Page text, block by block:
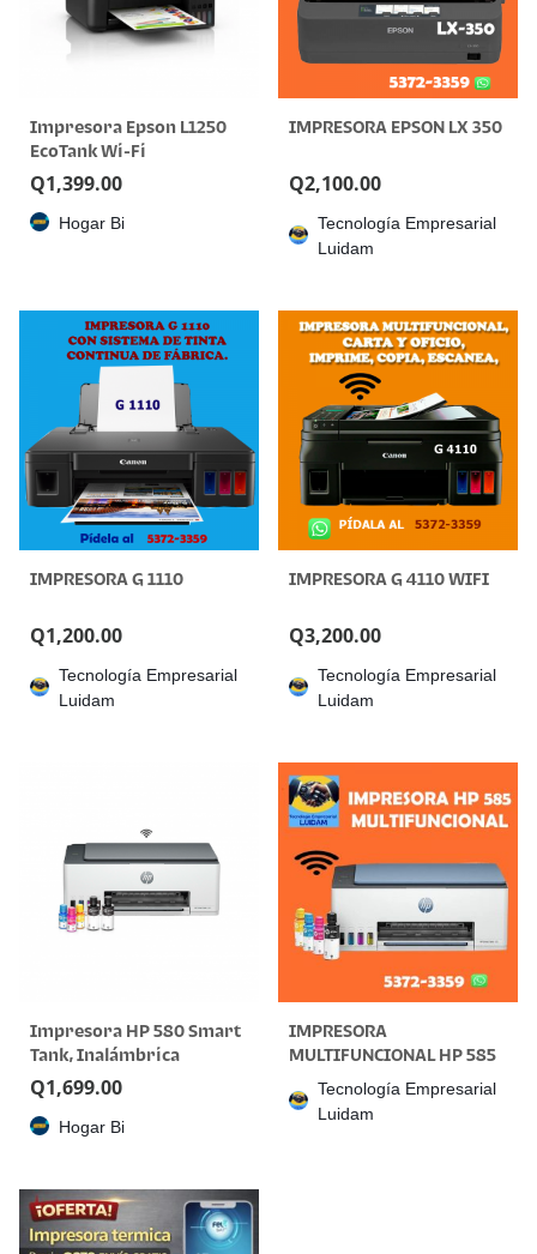
Impresora Epson L1250
EcoTank Wi-Fi
Q1,399.00
Hogar Bi
IMPRESORA EPSON LX 350
Q2,100.00
Tecnología Empresarial
Luidam
IMPRESORA G 1110
Q1,200.00
Tecnología Empresarial
Luidam
IMPRESORA G 4110 WIFI
Q3,200.00
Tecnología Empresarial
Luidam
Impresora HP 580 Smart
Tank, Inalámbrica
Multifuncional de Tanque
de Tinta
Q1,699.00
Hogar Bi
IMPRESORA
MULTIFUNCIONAL HP 585
Tecnología Empresarial
Luidam